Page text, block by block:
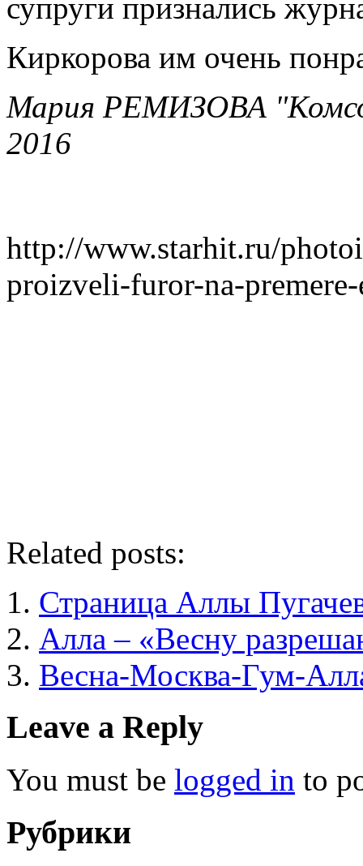
супруги признались
Киркорова им очень
Мария РЕМИЗОВА
2016
http://www.starhit.ru/
proizveli-furor-na-
Related posts:
Страница Аллы
Алла – «Весну
Весна-Москва-Гум-
Leave a Reply
You must be logged in to
Рубрики